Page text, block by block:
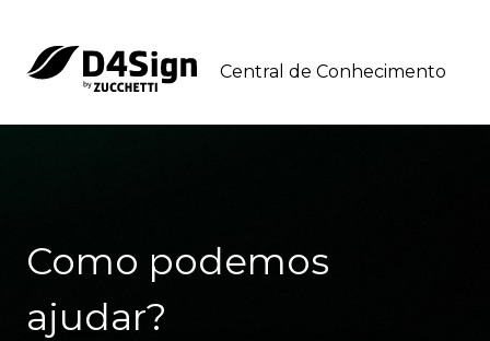
Central de Conhecimento
Como podemos
ajudar?